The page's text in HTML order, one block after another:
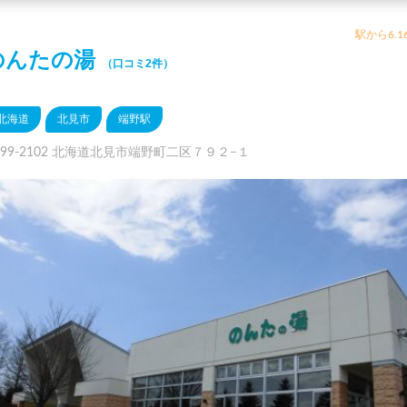
駅から
んたの湯 （口コミ2件）
海道 北見市 端野駅
2102 北海道北見市端野町二区７９２−１